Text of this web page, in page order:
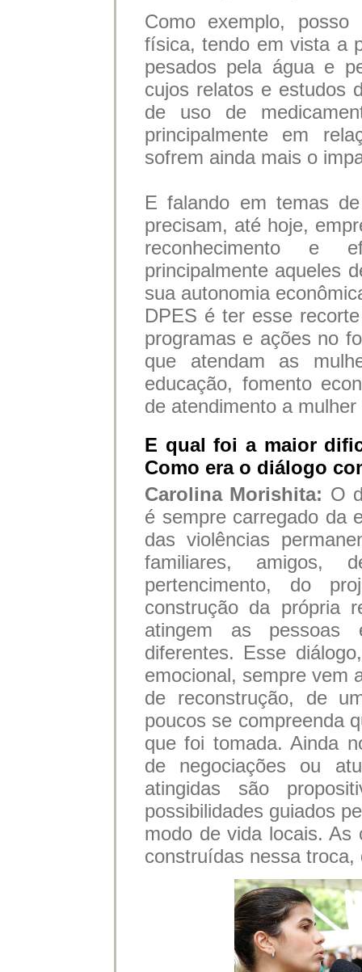
Como exemplo,
física, tendo em vista a
pesados pela água e
cujos relatos e estudos
de uso de
principalmente em
sofrem ainda mais o
E falando em temas
precisam, até hoje,
reconhecimento e
principalmente aqueles
sua autonomia
DPES é ter esse
programas e ações no
que atendam as
educação, fomento
de atendimento a
E qual foi a maior
Como era o diálogo
Carolina Morishita: O
é sempre carregado da
das violências
familiares, amigos,
pertencimento, do
construção da própria
atingem as pessoas
diferentes. Esse
emocional, sempre vem
de reconstrução, de
poucos se compreenda
que foi tomada. Ainda
de negociações ou
atingidas são
possibilidades guiados
modo de vida locais. As
construídas nessa